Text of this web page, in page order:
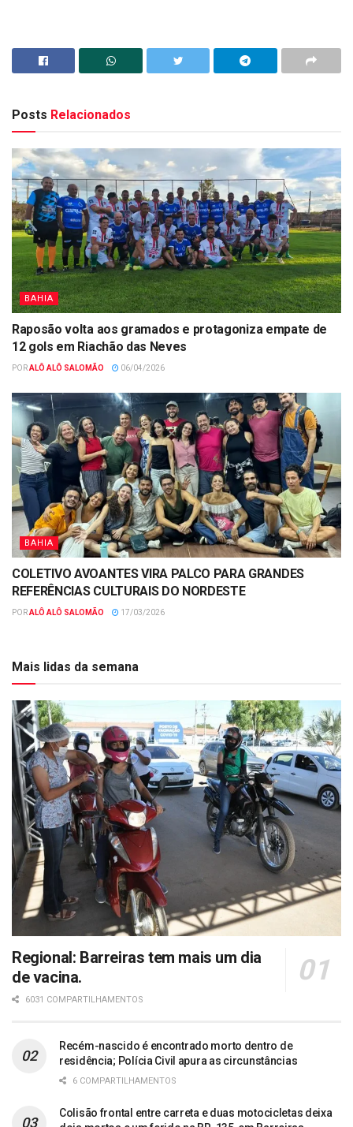
Posts Relacionados
BAHIA
Raposão volta aos gramados e protagoniza empate de
12 gols em Riachão das Neves
PORALÔ ALÔ SALOMÃO 06/04/2026
BAHIA
COLETIVO AVOANTES VIRA PALCO PARA GRANDES
REFERÊNCIAS CULTURAIS DO NORDESTE
PORALÔ ALÔ SALOMÃO 17/03/2026
Mais lidas da semana
Regional: Barreiras tem mais um dia
de vacina.
6031 COMPARTILHAMENTOS
Recém-nascido é encontrado morto dentro de
residência; Polícia Civil apura as circunstâncias
6 COMPARTILHAMENTOS
Colisão frontal entre carreta e duas motocicletas deixa